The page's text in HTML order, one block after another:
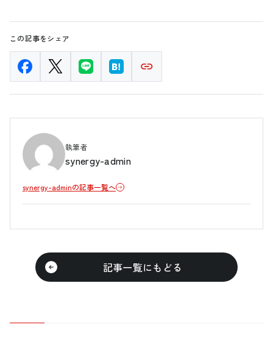
この記事をシェア
執筆者
synergy-admin
synergy-adminの記事一覧へ
記事一覧にもどる